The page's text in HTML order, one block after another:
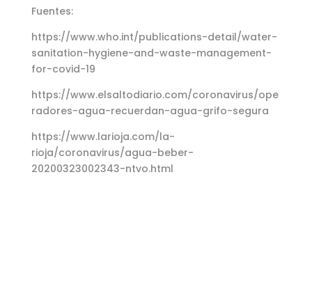
Fuentes:
https://www.who.int/publications-detail/water-
sanitation-hygiene-and-waste-management-
for-covid-19
https://www.elsaltodiario.com/coronavirus/ope
radores-agua-recuerdan-agua-grifo-segura
https://www.larioja.com/la-
rioja/coronavirus/agua-beber-
20200323002343-ntvo.html